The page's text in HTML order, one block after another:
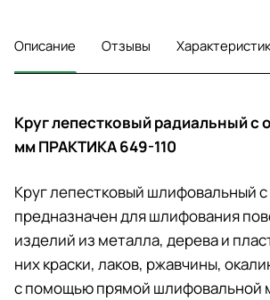
Описание Отзывы
Круг лепестковый радиальный с
мм ПРАКТИКА 649-110
Круг лепестковый шлифовальный с
предназначен для шлифования
изделий из металла, дерева и
них краски, лаков, ржавчины,
с помощью прямой шлифовальной